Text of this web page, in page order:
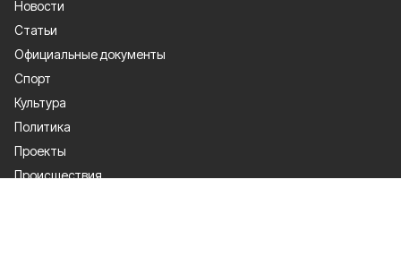
Новости
Статьи
Официальные документы
Спорт
Культура
Политика
Проекты
Происшествия